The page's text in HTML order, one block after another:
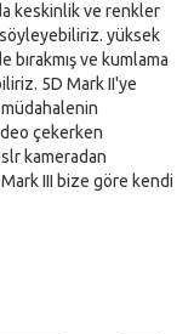
keskinlik ve renkler
söyleyebiliriz. yüksek
ve kumlama
5D Mark II'ye
çekerken
kameradan
III bize göre kendi